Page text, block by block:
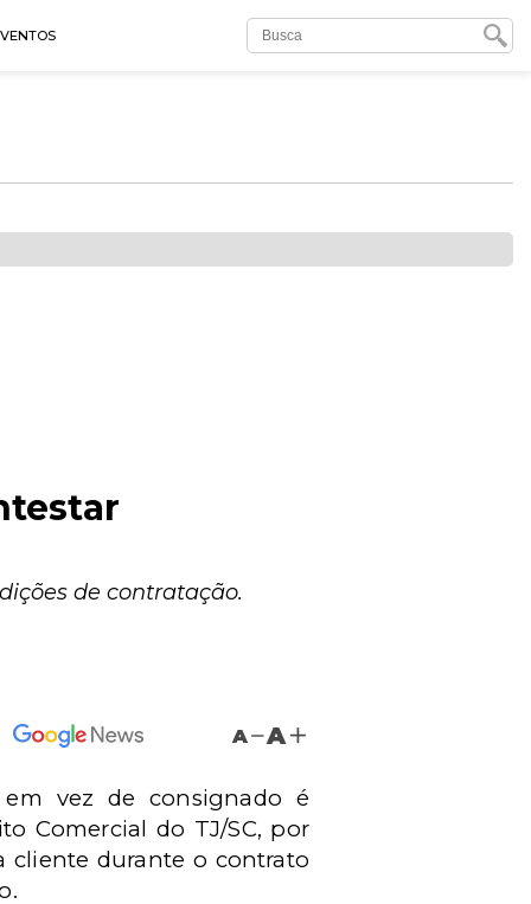
de contratação.
A A
vez de consignado é
Comercial do TJ/SC, por
cliente durante o contrato